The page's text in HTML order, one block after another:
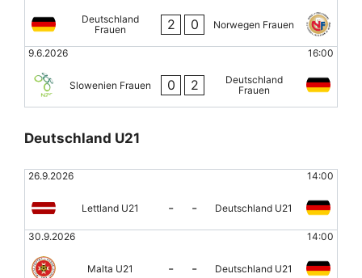
Deutschland
Frauen
2 0 Norwegen Frauen
9.6.2026 16:00
Slowenien Frauen 0 2
Deutschland
Frauen
Deutschland U21
26.9.2026 14:00
Lettland U21 - - Deutschland U21
30.9.2026 14:00
Malta U21 - - Deutschland U21